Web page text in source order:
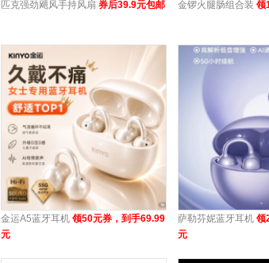
匹克强劲飓风手持风扇 券后39.9元包邮 金锣火腿肠组合装 领
金运A5蓝牙耳机 领50元券，到手69.99
元
萨勒芬妮蓝牙耳机 领
元